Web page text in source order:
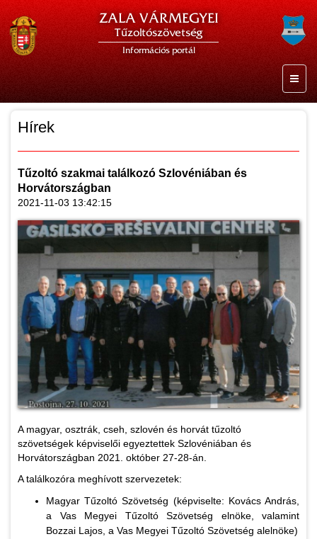
ZALA VÁRMEGYEI
Tűzoltószövetség
Információs portál
Hírek
Tűzoltó szakmai találkozó Szlovéniában és
Horvátországban
2021-11-03 13:42:15
A magyar, osztrák, cseh, szlovén és horvát tűzoltó
szövetségek képviselői egyeztettek Szlovéniában és
Horvátországban 2021. október 27-28-án.
A találkozóra meghívott szervezetek:
Magyar Tűzoltó Szövetség (képviselte: Kovács András,
a Vas Megyei Tűzoltó Szövetség elnöke, valamint
Bozzai Lajos, a Vas Megyei Tűzoltó Szövetség alelnöke)